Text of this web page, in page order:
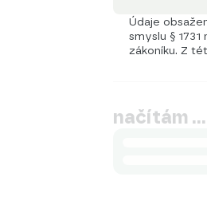
Údaje
smyslu §
zákoníku. Z
načítám …